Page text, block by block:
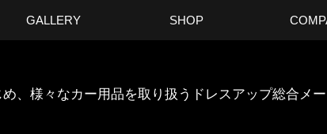
GALLERY SHOP
、様々なカー用品を取り扱うドレスアップ総合メ